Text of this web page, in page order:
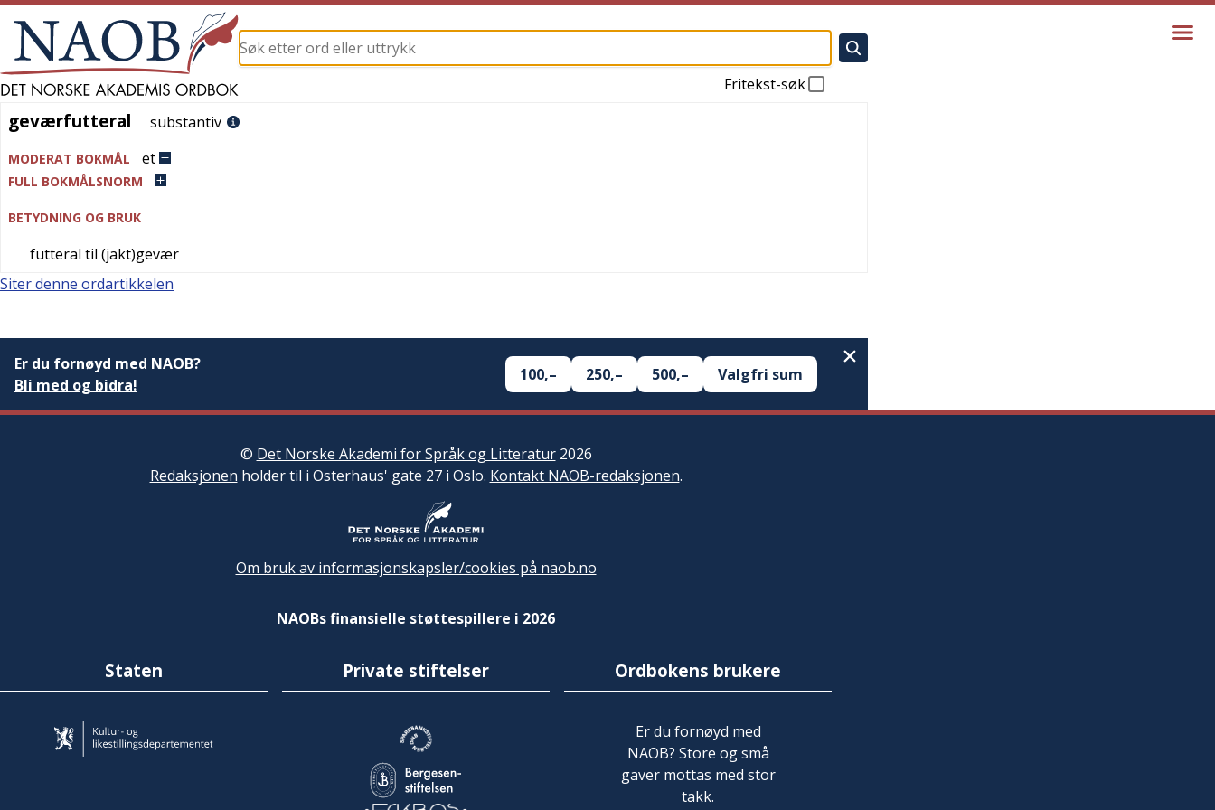
Fritekst-søk
geværfutteral
geværfutteral substantiv
MODERAT BOKMÅL et
FULL BOKMÅLSNORM
BETYDNING OG BRUK
futteral til (jakt)gevær
Siter denne ordartikkelen
Er du fornøyd med NAOB?
Bli med og bidra!
100,– 250,– 500,– Valgfri sum
© Det Norske Akademi for Språk og Litteratur2026
Redaksjonen holder til i Osterhaus' gate 27 i Oslo. Kontakt NAOB-redaksjonen.
Om bruk av informasjonskapsler/cookies på naob.no
NAOBs finansielle støttespillere i 2026
Staten Private stiftelser Ordbokens brukere
Er du fornøyd med
NAOB? Store og små
gaver mottas med stor
takk.